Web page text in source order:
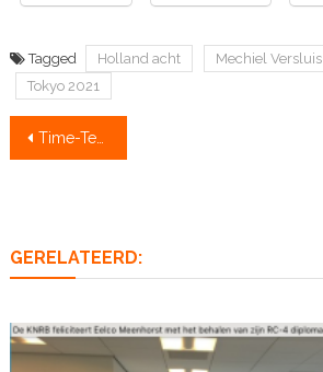
Tagged Holland acht Mechiel Versluis
Tokyo 2021
Bericht
Time-Team zoekt een support- en salesmanager
GERELATEERD: